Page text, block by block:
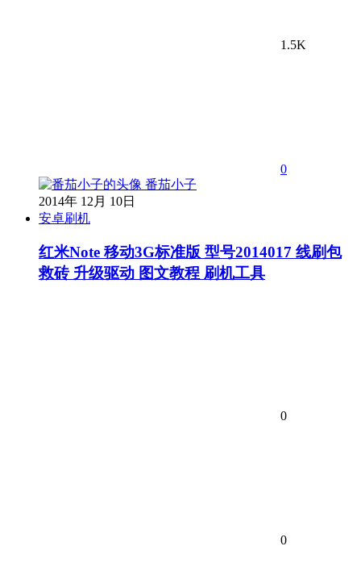
1.5K
0
番茄小子
2014年 12月 10日
安卓刷机
红米Note 移动3G标准版 型号2014017 线刷包
救砖 升级驱动 图文教程 刷机工具
0
0